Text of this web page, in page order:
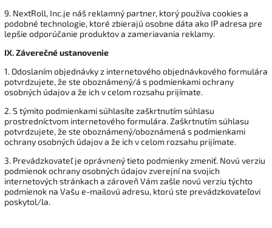
9. NextRoll, Inc.je náš reklamný partner, ktorý používa cookies a
podobné technologie, ktoré zbierajú osobne dáta ako IP adresa pre
lepšie odporúčanie produktov a zameriavania reklamy.
IX.Záverečné ustanovenie
1. Odoslaním objednávky z internetového objednávkového formulára
potvrdzujete, že ste oboznámený/á s podmienkami ochrany
osobných údajov a že ich v celom rozsahu prijímate.
2. S týmito podmienkami súhlasíte zaškrtnutím súhlasu
prostredníctvom internetového formulára. Zaškrtnutím súhlasu
potvrdzujete, že ste oboznámený/oboznámená s podmienkami
ochrany osobných údajov a že ich v celom rozsahu prijímate.
3. Prevádzkovateľ je oprávnený tieto podmienky zmeniť. Novú verziu
podmienok ochrany osobných údajov zverejní na svojich
internetových stránkach a zároveň Vám zašle novú verziu týchto
podmienok na Vašu e-mailovú adresu, ktorú ste prevádzkovateľovi
poskytol/la.